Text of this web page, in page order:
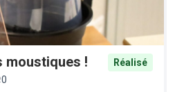
moustiques !
Réalisé
0